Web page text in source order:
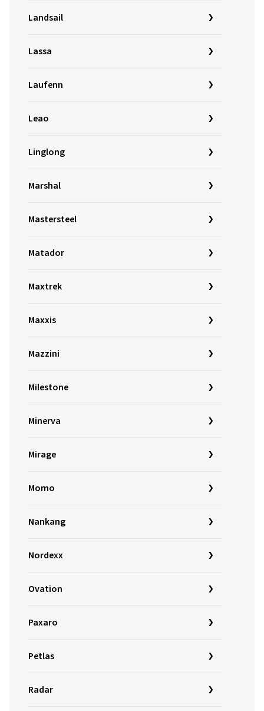
Landsail
Lassa
Laufenn
Leao
Linglong
Marshal
Mastersteel
Matador
Maxtrek
Maxxis
Mazzini
Milestone
Minerva
Mirage
Momo
Nankang
Nordexx
Ovation
Paxaro
Petlas
Radar